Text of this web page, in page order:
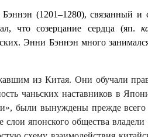
Бэннэн (1201‒1280), связанный
что созерцание сердца (яп.
Энни Бэннэн много
из Китая. Они обучали
чаньских наставников в
были вынуждены прежде всего
японского общества